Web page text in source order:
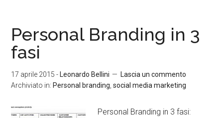
Personal Branding in 3
fasi
17 aprile 2015 - Leonardo Bellini
Lascia un commento
Archiviato in: Personal branding ,social media marketing
Personal Branding in 3 fasi: